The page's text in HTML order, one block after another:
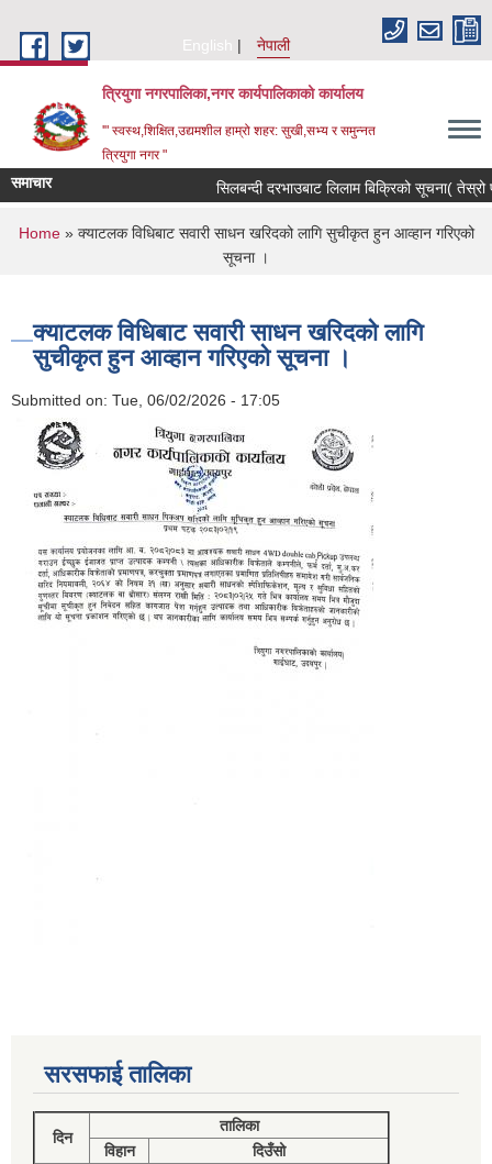
English
नेपाली
त्रियुगा नगरपालिका,नगर कार्यपालिकाको कार्यालय
'" स्वस्थ,शिक्षित,उद्यमशील हाम्रो शहर: सुखी,सभ्य र समुन्नत
त्रियुगा नगर "
समाचार सिलबन्दी दरभाउबाट लिलाम बिक्रिको सूचना( तेस्रो
You are here
Home» क्याटलक विधिबाट सवारी साधन खरिदको लागि सुचीकृत हुन आव्हान गरिएको
सूचना ।
क्याटलक विधिबाट सवारी साधन खरिदको लागि
सुचीकृत हुन आव्हान गरिएको सूचना ।
Submitted on: Tue, 06/02/2026 - 17:05
सरसफाई तालिका
दिन
तालिका
विहान
दिउँसो